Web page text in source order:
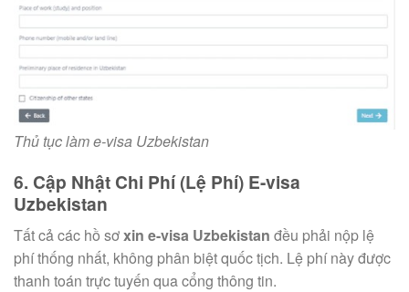
Thủ tục làm e-visa Uzbekistan
6. Cập Nhật Chi Phí (Lệ Phí) E-visa
Uzbekistan
Tất cả các hồ sơxin e-visa Uzbekistan đều phải nộp lệ
phí thống nhất, không phân biệt quốc tịch. Lệ phí này được
thanh toán trực tuyến qua cổng thông tin.